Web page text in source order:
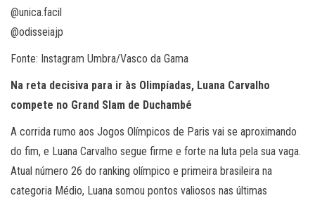
@unica.facil
@odisseiajp
Fonte: Instagram Umbra/Vasco da Gama
Na reta decisiva para ir às Olimpíadas, Luana Carvalho
compete no Grand Slam de Duchambé
A corrida rumo aos Jogos Olímpicos de Paris vai se aproximando
do fim, e Luana Carvalho segue firme e forte na luta pela sua vaga.
Atual número 26 do ranking olímpico e primeira brasileira na
categoria Médio, Luana somou pontos valiosos nas últimas